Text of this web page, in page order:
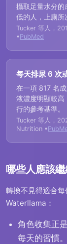
攝取足量水分
低的人，上廁所
Tucker 等人，
•PubMed
每天排尿 6 次
在一項 817 名
液濃度明顯較高
行的參考基準。
Tucker 等人，
Nutrition •
哪些人應該
轉換不見得適合
Waterllama：
角色收集正
每天的習慣。